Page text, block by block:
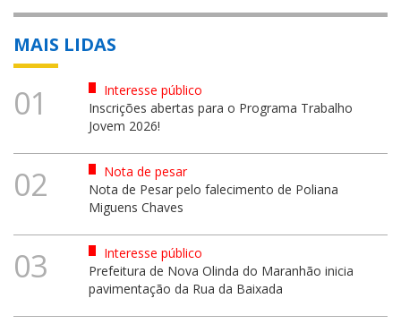
MAIS LIDAS
01
Interesse público
Inscrições abertas para o Programa Trabalho
Jovem 2026!
02
Nota de pesar
Nota de Pesar pelo falecimento de Poliana
Miguens Chaves
03
Interesse público
Prefeitura de Nova Olinda do Maranhão inicia
pavimentação da Rua da Baixada